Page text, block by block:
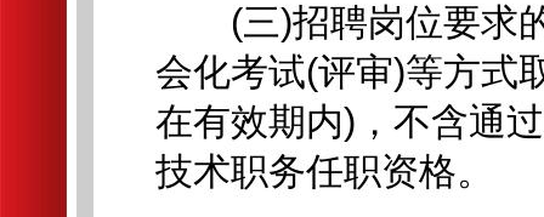
(三)招聘岗位要求的
会化考试(评审)等方式
在有效期内)，不含通
技术职务任职资格。